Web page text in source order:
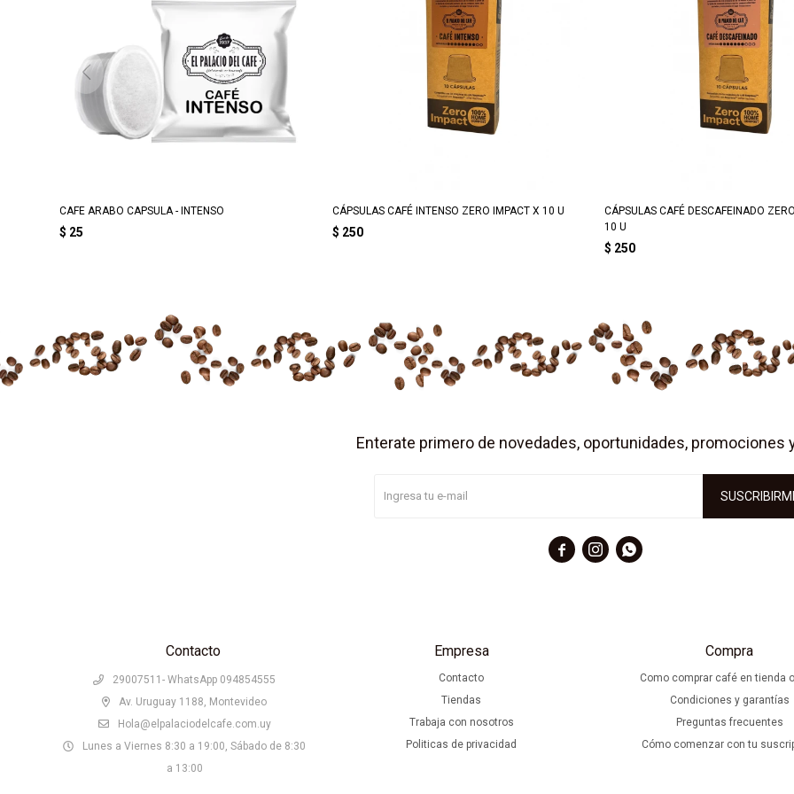
CAFE ARABO CAPSULA - INTENSO
$ 25
CÁPSULAS CAFÉ INTENSO ZERO IMPACT X 10 U
$ 250
CÁPSULAS CAFÉ DESCAFEINADO
10 U
$ 250
Contacto
29007511- WhatsApp 094854555
Av. Uruguay 1188, Montevideo
Hola@elpalaciodelcafe.com.uy
Lunes a Viernes 8:30 a 19:00, Sábado de 8:30
a 13:00
Empresa
Contacto
Tiendas
Trabaja con nosotros
Politicas de privacidad
Compra
Como comprar café en tienda
Condiciones y garantías
Preguntas frecuentes
Cómo comenzar con tu
Enterate primero de novedades, oportunidades, promociones
  